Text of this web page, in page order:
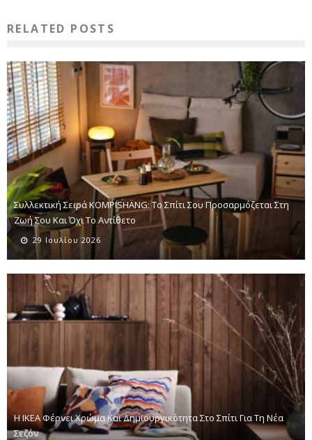
RELATED POSTS
Συλλεκτική Σειρά KOMPISHÄNG: Το Σπίτι Σου Προσαρμόζεται Στη
Ζωή Σου Και Όχι Το Αντίθετο
29 Ιουλίου 2026
Η ΙΚΕΑ Φέρνει Χρώμα Και Δημιουργικότητα Στο Σπίτι Για Τη Νέα
Σεζόν